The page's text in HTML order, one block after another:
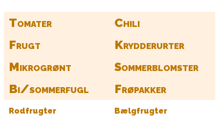
Tomater
Chili
Frugt
Krydderurter
Mikrogrønt
Sommerblomster
Bi/sommerfugl
Frøpakker
Rodfrugter Bælgfrugter